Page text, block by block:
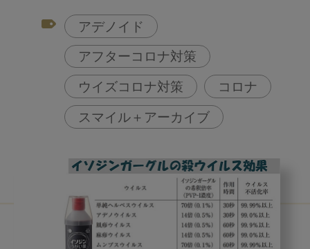
アデノイド
アフターコロナ対策
ウイズコロナ対策 コロナ
スマイル＋アーカイブ